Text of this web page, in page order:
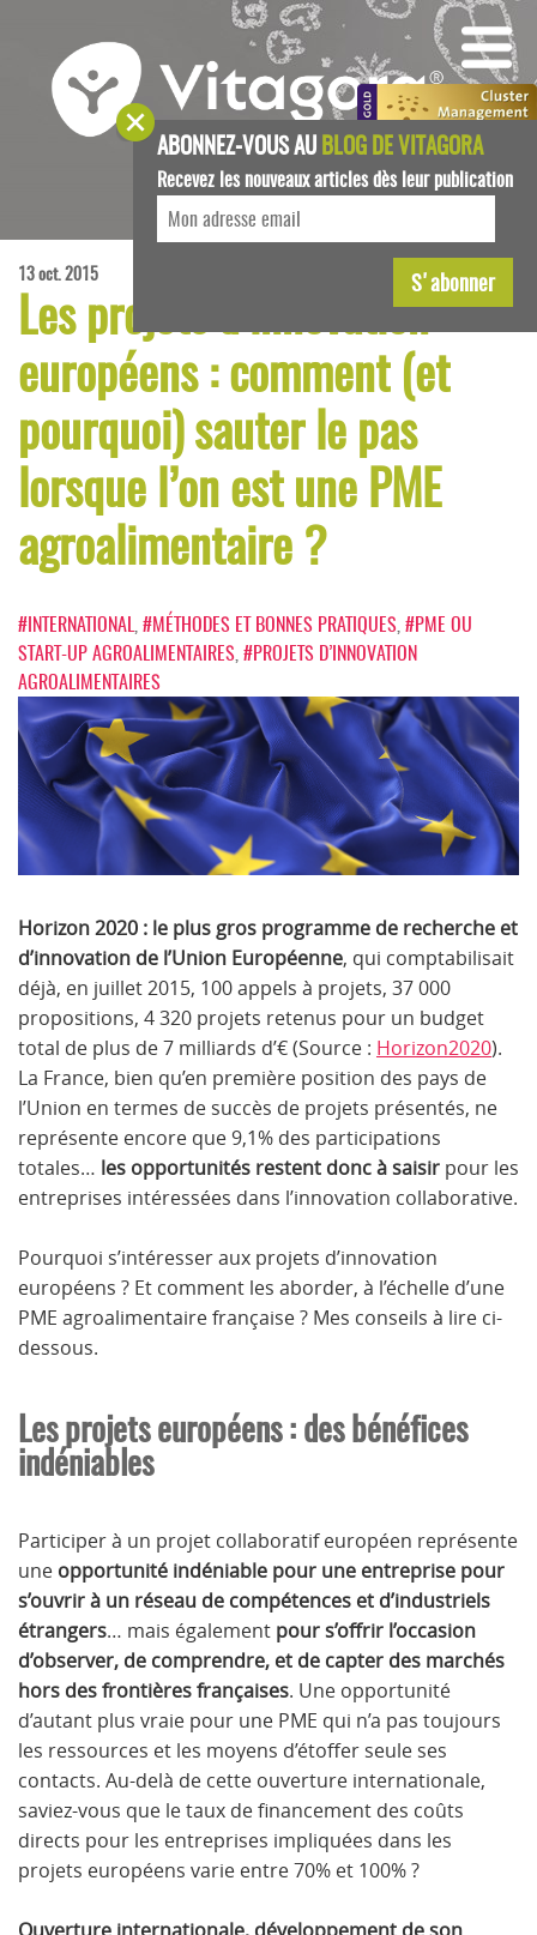
13 oct. 2015
Les projets d’innovation
européens : comment (et
pourquoi) sauter le pas
lorsque l’on est une PME
agroalimentaire ?
#INTERNATIONAL #MÉTHODES ET BONNES PRATIQUES #PME OU
START-UP AGROALIMENTAIRES #PROJETS D’INNOVATION
AGROALIMENTAIRES
Horizon 2020 : le plus gros programme de recherche et
d’innovation de l’Union Européenne, qui comptabilisait
déjà, en juillet 2015, 100 appels à projets, 37 000
propositions, 4 320 projets retenus pour un budget
total de plus de 7 milliards d’€ (Source : Horizon2020).
La France, bien qu’en première position des pays de
l’Union en termes de succès de projets présentés, ne
représente encore que 9,1% des participations
totales… les opportunités restent donc à saisir pour les
entreprises intéressées dans l’innovation collaborative.
Pourquoi s’intéresser aux projets d’innovation
européens ? Et comment les aborder, à l’échelle d’une
PME agroalimentaire française ? Mes conseils à lire ci-
dessous.
Les projets européens : des bénéfices
indéniables
Participer à un projet collaboratif européen représente
une opportunité indéniable pour une entreprise pour
s’ouvrir à un réseau de compétences et d’industriels
étrangers… mais également pour s’offrir l’occasion
d’observer, de comprendre, et de capter des marchés
hors des frontières françaises. Une opportunité
d’autant plus vraie pour une PME qui n’a pas toujours
les ressources et les moyens d’étoffer seule ses
contacts. Au-delà de cette ouverture internationale,
saviez-vous que le taux de financement des coûts
directs pour les entreprises impliquées dans les
projets européens varie entre 70% et 100% ?
ABONNEZ-VOUS AUBLOG DE VITAGORA
Recevez les nouveaux articles dès leur publication